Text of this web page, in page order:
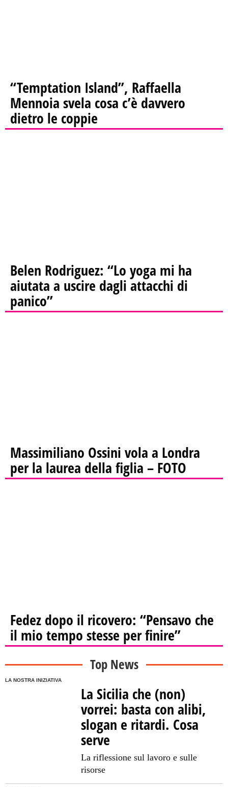
“Temptation Island”, Raffaella
Mennoia svela cosa c’è davvero
dietro le coppie
Belen Rodriguez: “Lo yoga mi ha
aiutata a uscire dagli attacchi di
panico”
Massimiliano Ossini vola a Londra
per la laurea della figlia – FOTO
Fedez dopo il ricovero: “Pensavo che
il mio tempo stesse per finire”
Top News
LA NOSTRA INIZIATIVA
La Sicilia che (non)
vorrei: basta con alibi,
slogan e ritardi. Cosa
serve
La riflessione sul lavoro e sulle
risorse